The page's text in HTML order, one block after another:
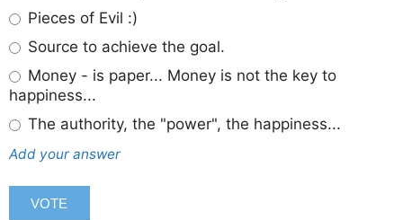
Pieces of Evil :)
Source to achieve the goal.
Money - is paper... Money is not the key to
happiness...
The authority, the "power", the happiness...
Add your answer